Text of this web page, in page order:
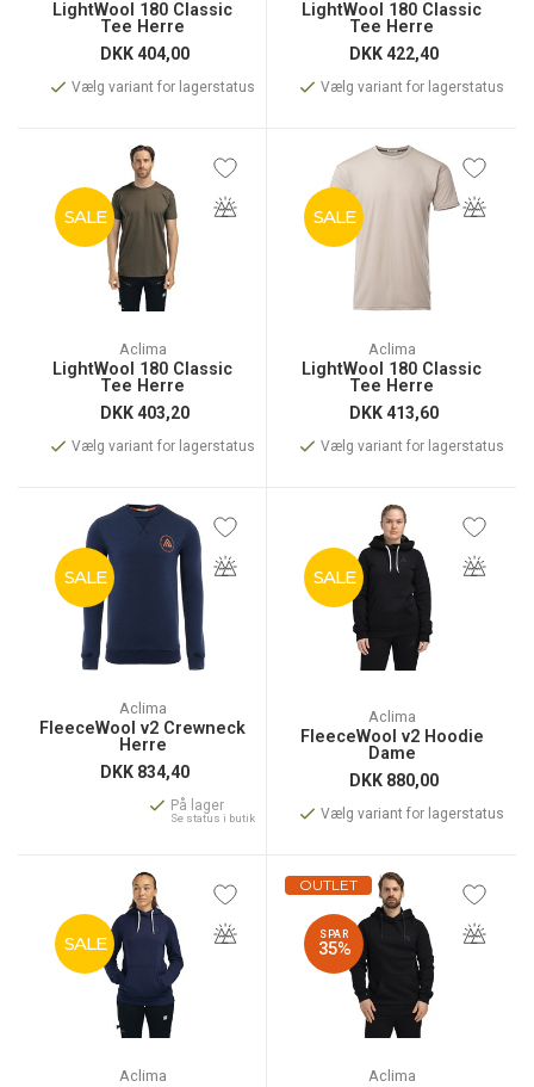
LightWool 180 Classic
Tee Herre
DKK404,00
Vælg variant for lagerstatus
LightWool 180 Classic
Tee Herre
DKK422,40
Vælg variant for lagerstatus
SALE
Aclima
LightWool 180 Classic
Tee Herre
DKK403,20
Vælg variant for lagerstatus
SALE
Aclima
LightWool 180 Classic
Tee Herre
DKK413,60
Vælg variant for lagerstatus
SALE
Aclima
FleeceWool v2 Crewneck
Herre
DKK 834,40
På lager
Se status i butik
SALE
Aclima
FleeceWool v2 Hoodie
Dame
DKK 880,00
Vælg variant for lagerstatus
SALE
Aclima
OUTLET
SPAR
35%
Aclima